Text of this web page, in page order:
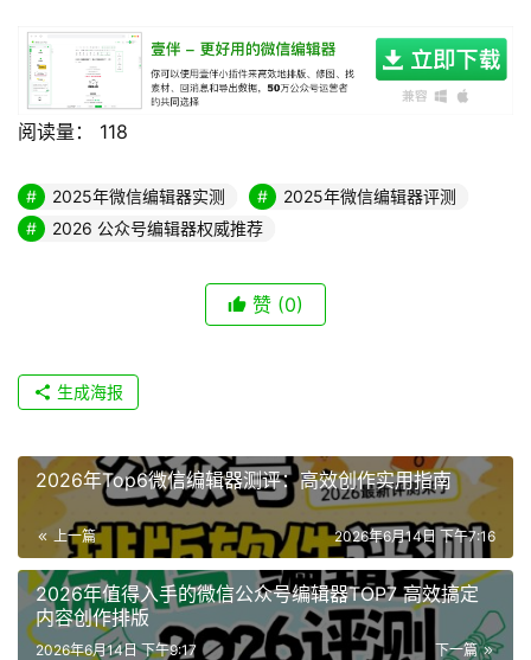
阅读量： 118
2025年微信编辑器实测
2025年微信编辑器评测
2026 公众号编辑器权威推荐
赞 (0)
生成海报
2026年Top6微信编辑器测评：高效创作实用指南
上一篇 2026年6月14日 下午7:16
2026年值得入手的微信公众号编辑器TOP7 高效搞定
内容创作排版
下一篇
2026年6月14日 下午9:17